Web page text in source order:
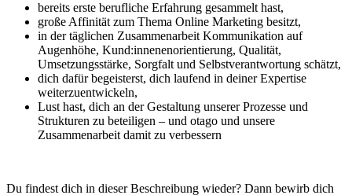
bereits erste berufliche Erfahrung gesammelt hast,
große Affinität zum Thema Online Marketing besitzt,
in der täglichen Zusammenarbeit Kommunikation auf
Augenhöhe, Kund:innenenorientierung, Qualität,
Umsetzungsstärke, Sorgfalt und Selbstverantwortung schätzt,
dich dafür begeisterst, dich laufend in deiner Expertise
weiterzuentwickeln,
Lust hast, dich an der Gestaltung unserer Prozesse und
Strukturen zu beteiligen – und otago und unsere
Zusammenarbeit damit zu verbessern
Du findest dich in dieser Beschreibung wieder? Dann bewirb dich